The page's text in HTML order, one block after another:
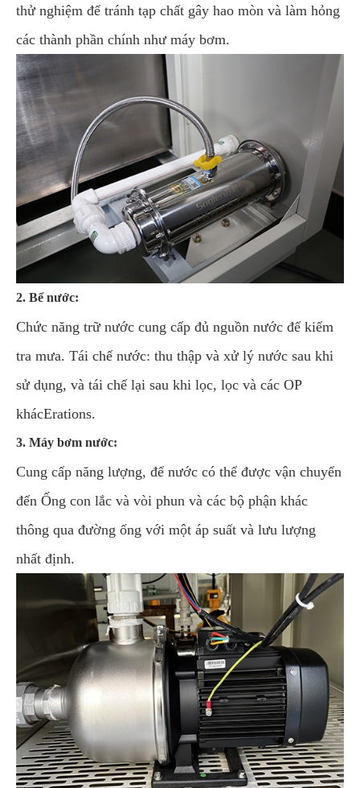
thử nghiệm để tránh tạp chất gây hao mòn và làm hỏng
các thành phần chính như máy bơm.
2. Bể nước:
Chức năng trữ nước cung cấp đủ nguồn nước để kiểm
tra mưa. Tái chế nước: thu thập và xử lý nước sau khi
sử dụng, và tái chế lại sau khi lọc, lọc và các OP
khácErations.
3. Máy bơm nước:
Cung cấp năng lượng, để nước có thể được vận chuyển
đến Ống con lắc và vòi phun và các bộ phận khác
thông qua đường ống với một áp suất và lưu lượng
nhất định.